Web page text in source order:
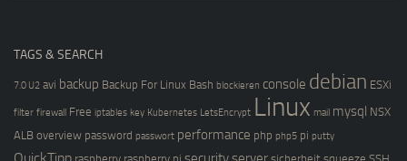
TAGS & SEARCH
7.0 U2 avi backup Backup For Linux Bash blockieren console debian ESXi
filter firewall Free iptables key Kubernetes LetsEncrypt Linux mail mysql NSX
ALB overview password passwort performance php php5 pi putty